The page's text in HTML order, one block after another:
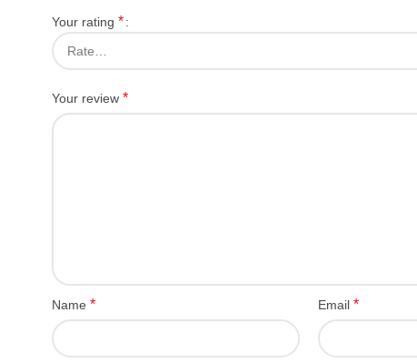
Your rating *
Your review *
Name * Email *